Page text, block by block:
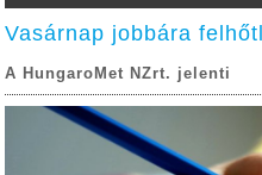
Vasárnap jobbára
A HungaroMet NZrt. jelenti